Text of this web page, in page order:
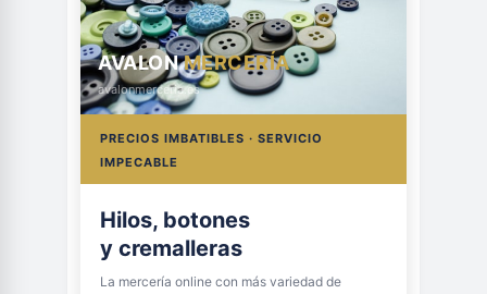
AVALONMERCERÍA
avalonmerceria.es
PRECIOS IMBATIBLES · SERVICIO
IMPECABLE
Hilos, botones
y cremalleras
La mercería online con más variedad de